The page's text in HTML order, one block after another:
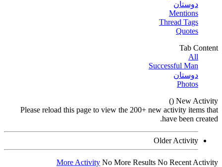
Please reload this page to view
More Activity No